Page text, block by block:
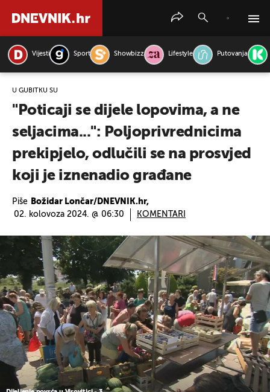
Vijesti Sport Showbizz Lifestyle Putovanja
U GUBITKU SU
"Poticaji se dijele lopovima, a ne
seljacima...": Poljoprivrednicima
prekipjelo, odlučili se na prosvjed
koji je iznenadio građane
Piše Božidar Lončar/DNEVNIK.hr,
02. kolovoza 2024. @ 06:30
KOMENTARI
PRETRAŽITE VIJESTI